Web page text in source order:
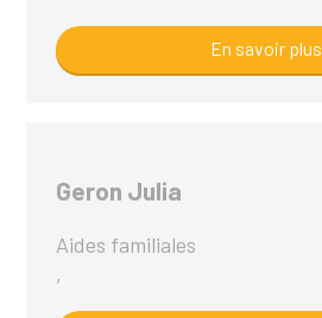
En savoir plus
Geron Julia
Aides familiales
,